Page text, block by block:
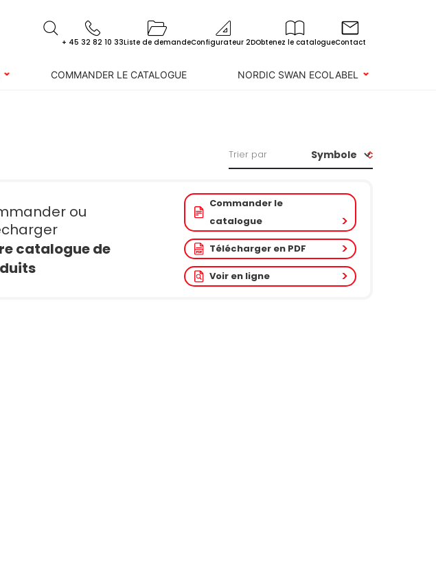
+ 45 32 82 10 33Liste de demandeConfigurateur 2DObtenez le catalogueContact
COMMANDER LE CATALOGUE NORDIC SWAN ECOLABEL
Trier par
ou
catalogue de
Commander le
catalogue
Télécharger en PDF
Voir en ligne